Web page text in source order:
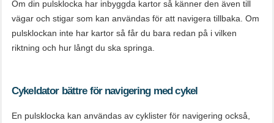
Om din pulsklocka har inbyggda kartor så känner den även till
vägar och stigar som kan användas för att navigera tillbaka. Om
pulsklockan inte har kartor så får du bara redan på i vilken
riktning och hur långt du ska springa.
Cykeldator bättre för navigering med cykel
En pulsklocka kan användas av cyklister för navigering också,